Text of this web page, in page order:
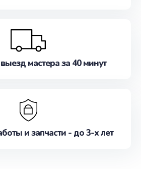
мастера за 40 минут
и запчасти - до 3-х лет